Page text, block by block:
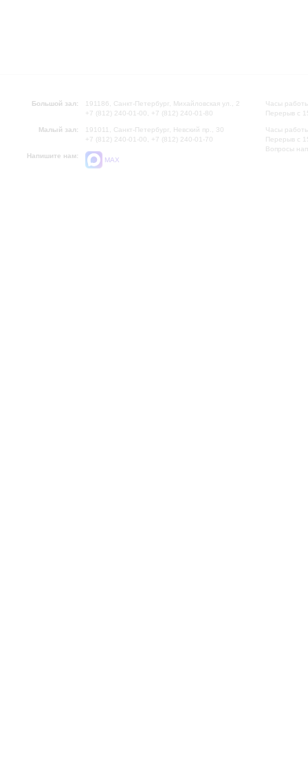
Большой зал:
191186, Санкт-Петербург, Михайловская ул., 2
+7 (812) 240-01-00, +7 (812) 240-01-80
Малый зал:
191011, Санкт-Петербург, Невский пр., 30
+7 (812) 240-01-00, +7 (812) 240-01-70
Напишите нам:
MAX
Часы
Перерыв с
Часы
Перерыв с
Вопросы